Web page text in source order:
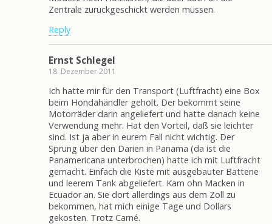
Zentrale zurückgeschickt werden müssen.
Reply
Ernst Schlegel
18. Dezember 2011
Ich hatte mir für den Transport (Luftfracht) eine Box
beim Hondahändler geholt. Der bekommt seine
Motorräder darin angeliefert und hatte danach keine
Verwendung mehr. Hat den Vorteil, daß sie leichter
sind. Ist ja aber in eurem Fall nicht wichtig. Der
Sprung über den Darien in Panama (da ist die
Panamericana unterbrochen) hatte ich mit Luftfracht
gemacht. Einfach die Kiste mit ausgebauter Batterie
und leerem Tank abgeliefert. Kam ohn Macken in
Ecuador an. Sie dort allerdings aus dem Zoll zu
bekommen, hat mich einige Tage und Dollars
gekosten. Trotz Carné.